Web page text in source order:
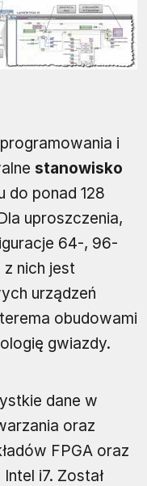
i
stanowisko
do ponad 128
uproszczenia,
64-, 96-
nich jest
urządzeń
obudowami
gwiazdy.
dane w
oraz
FPGA oraz
i7. Został